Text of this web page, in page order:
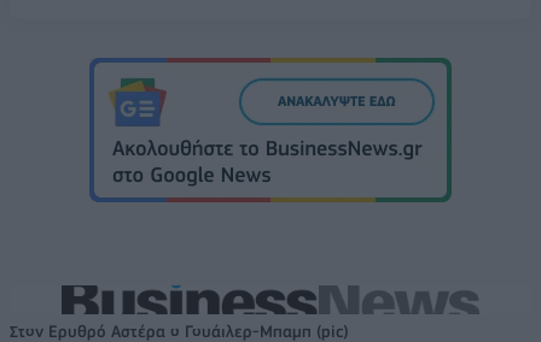
Στον Ερυθρό Αστέρα ο Γουάιλερ-Μπαμπ (pic)